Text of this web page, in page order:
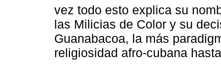
vez todo esto explica su
las Milicias de Color y su
Guanabacoa, la más
religiosidad afro-cubana